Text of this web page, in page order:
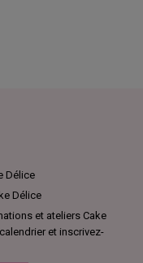
Délice
Délice
et ateliers Cake
et inscrivez-